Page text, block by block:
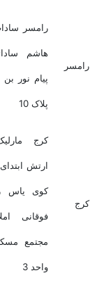
رامسر سادات شهر خ
هاشم ساداتی کوچه
پیام نور بن بست اول
کرج مارلیک میدان
ارتش ابتدای خ درختی
کوی یاس رازقی ط
فوقانی املاک امید
مجتمع مسکونی امید